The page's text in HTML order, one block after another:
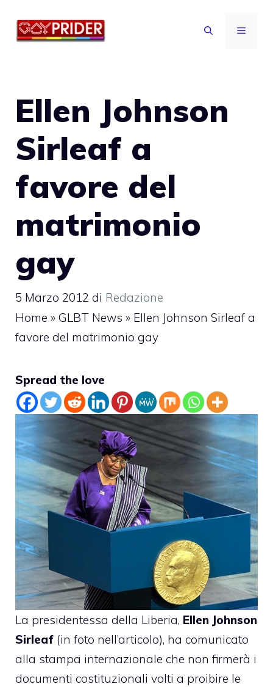
MENU
Ellen Johnson
Sirleaf a
favore del
matrimonio
gay
5 Marzo 2012 di Redazione
Home » GLBT News » Ellen Johnson Sirleaf a
favore del matrimonio gay
Spread the love
La presidentessa della Liberia, Ellen Johnson
Sirleaf (in foto nell’articolo), ha comunicato
alla stampa internazionale che non firmerà i
documenti costituzionali volti a proibire le